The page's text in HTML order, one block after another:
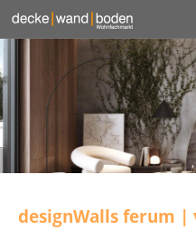
designWalls ferum |